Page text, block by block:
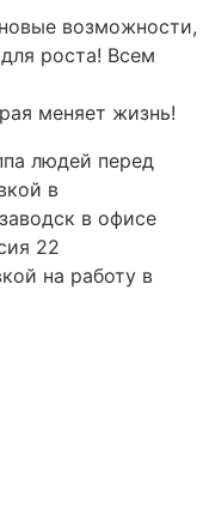
возможности,
роста! Всем
меняет жизнь!